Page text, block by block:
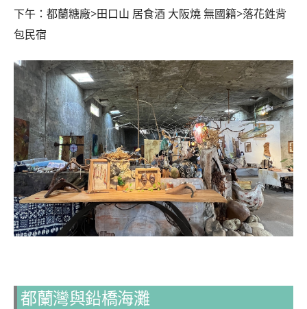
下午：都蘭糖廠>田口山 居食酒 大阪燒 無國籍>落花鉎背
包民宿
都蘭灣與鉛橋海灘